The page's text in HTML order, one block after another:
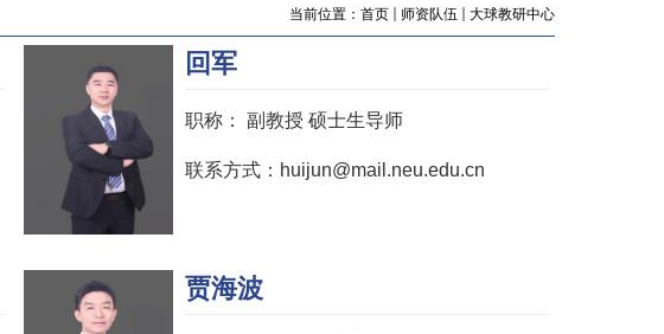
当前位置： 首页 师资队伍 大球教研中心
回军
职称： 副教授 硕士生导师
联系方式：huijun@mail.neu.edu.cn
贾海波